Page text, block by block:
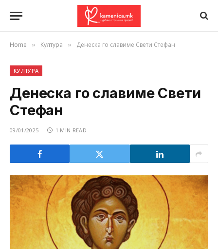
Home » Култура » Денеска го славиме Свети Стефан
КУЛТУРА
Денеска го славиме Свети
Стефан
09/01/2025 1 MIN READ